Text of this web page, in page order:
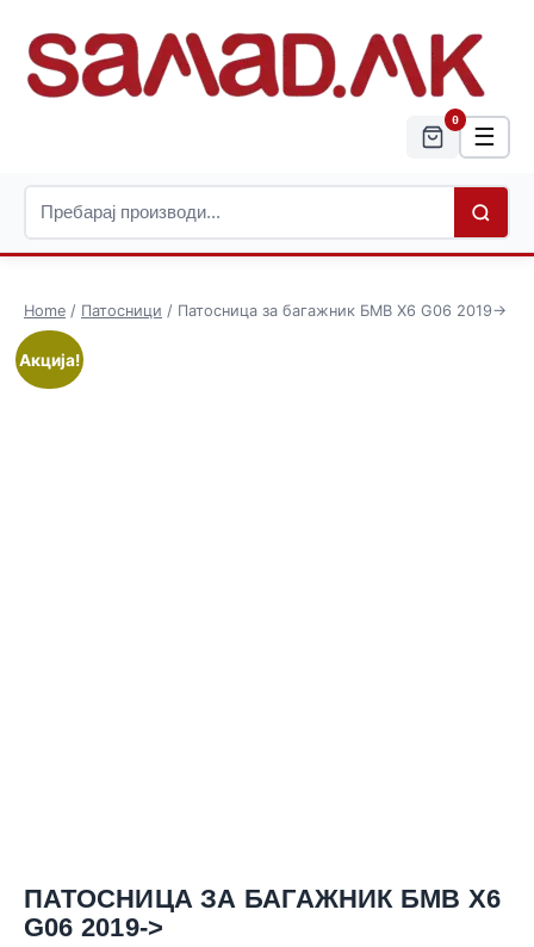
0
☰
Home / Патосници / Патосница за багажник БМВ Х6 G06 2019->
Акција!
ПАТОСНИЦА ЗА БАГАЖНИК БМВ Х6
G06 2019->